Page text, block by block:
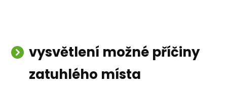
vysvětlení možné příčiny
zatuhlého místa